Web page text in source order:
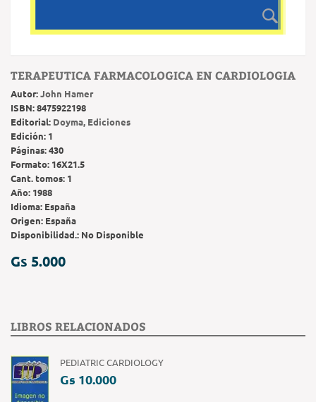
TERAPEUTICA FARMACOLOGICA EN CARDIOLOGIA
Autor:John Hamer
ISBN:8475922198
Editorial: Doyma, Ediciones
Edición: 1
Páginas:430
Formato: 16X21.5
Cant. tomos: 1
Año: 1988
Idioma: España
Origen: España
Disponibilidad.: No Disponible
Gs 5.000
LIBROS RELACIONADOS
PEDIATRIC CARDIOLOGY
Gs 10.000